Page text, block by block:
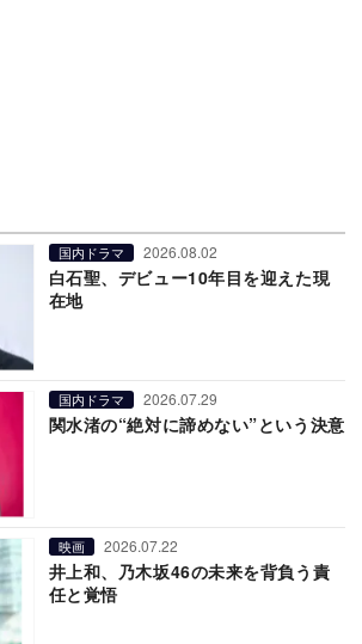
国内ドラマ 2026.08.02
白石聖、デビュー10年目を迎えた現
在地
国内ドラマ 2026.07.29
関水渚の“絶対に諦めない”という決意
映画 2026.07.22
井上和、乃木坂46の未来を背負う責
任と覚悟